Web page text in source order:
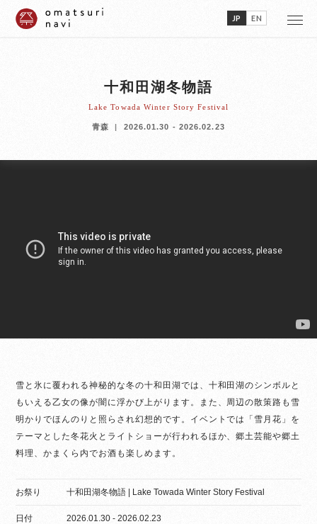
JP EN
十和田湖冬物語
Lake Towada Winter Story Festival
青森 2026.01.30 - 2026.02.23
雪と氷に覆われる神秘的な冬の十和田湖では、十和田湖のシンボルと
もいえる乙女の像が闇に浮かび上がります。また、周辺の散策路も雪
明かりでほんのりと照らされ幻想的です。イベントでは「雪月花」を
テーマとした冬花火とライトショーが行われるほか、郷土芸能や郷土
料理、かまくら内でお酒も楽しめます。
お祭り 十和田湖冬物語 | Lake Towada Winter Story Festival
日付 2026.01.30 - 2026.02.23